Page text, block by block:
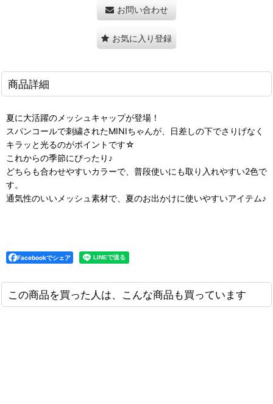
お問い合わせ
お気に入り登録
商品詳細
夏に大活躍のメッシュキャップが登場！
スパンコールで刺繍されたMINIちゃんが、日差しの下でさりげなく
キラッと光るのがポイントです☆
これからの季節にぴったり♪
どちらも合わせやすいカラーで、普段使いにも取り入れやすい2色で
す。
通気性のいいメッシュ素材で、夏のお出かけに使いやすいアイテム♪
Facebookでシェア
この商品を買った人は、こんな商品も買っています